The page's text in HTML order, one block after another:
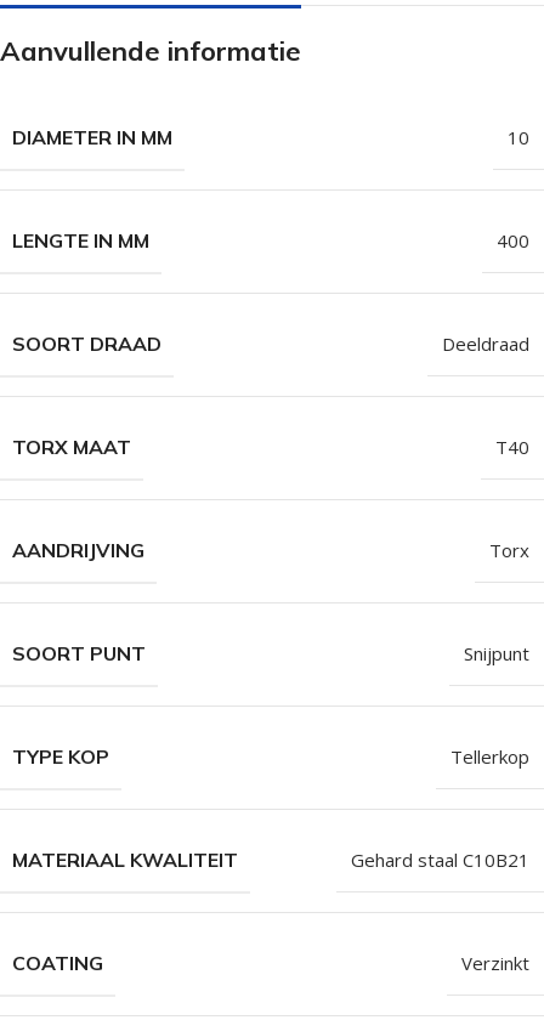
Aanvullende informatie
DIAMETER IN MM 10
LENGTE IN MM 400
SOORT DRAAD Deeldraad
TORX MAAT T40
AANDRIJVING Torx
SOORT PUNT Snijpunt
TYPE KOP Tellerkop
MATERIAAL KWALITEIT Gehard staal C10B21
COATING Verzinkt